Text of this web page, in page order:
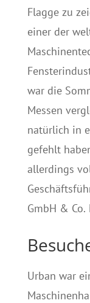
Flagge zu
einer der
war die
Messen
natürlich in
gefehlt
allerdings
GmbH & Co.
Urban war